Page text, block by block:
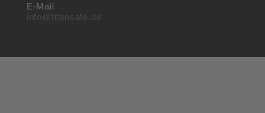
E-Mail
info@titansafe.de